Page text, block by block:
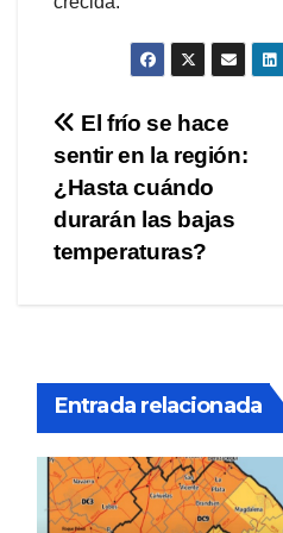
Navegación
de
entradas
El frío se hace
sentir en la región:
¿Hasta cuándo
durarán las bajas
temperaturas?
Entrada relacionada